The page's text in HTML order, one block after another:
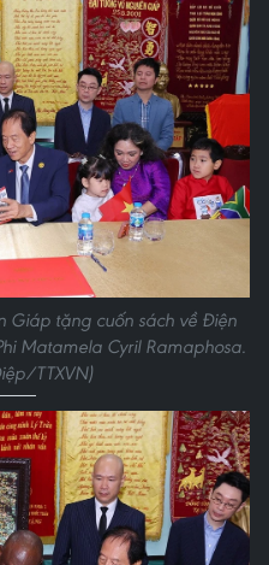
Giáp tặng cuốn sách về Điện
Matamela Cyril Ramaphosa.
TTXVN)